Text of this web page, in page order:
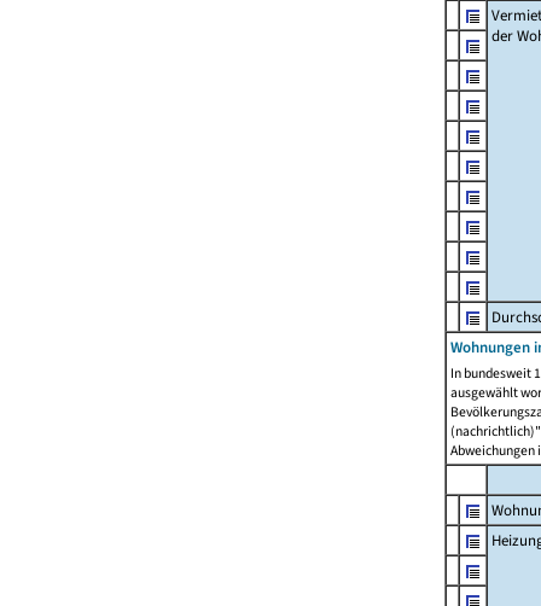
der
Wohnungen
In bundesweit
ausgewählt
Abweichungen